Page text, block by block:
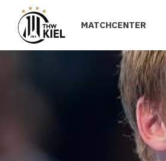
MATCHCENTER